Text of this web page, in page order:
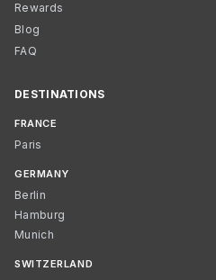
Rewards
Blog
FAQ
DESTINATIONS
FRANCE
Paris
GERMANY
Berlin
Hamburg
Munich
SWITZERLAND